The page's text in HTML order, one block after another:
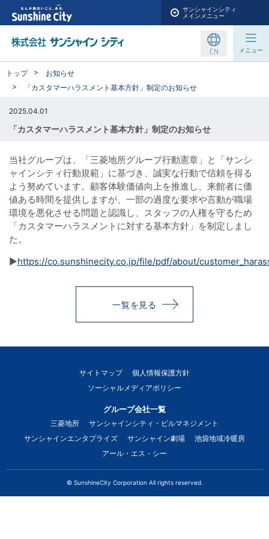
サンシャインシティ
メインメニュー
EN メニュー
トップ
お知らせ
「カスタマーハラスメント基本方針」制定のお知らせ​
2025.04.01
「カスタマーハラスメント基本方針」制定のお知らせ​
当社グループは、「三菱地所グループ行動憲章」と「サンシ
ャインシティ行動規範」に基づき、誠実な行動で信頼を得る
よう努めています。顧客体験価値向上を推進し、来館者に価
値ある時間を提供しますが、一部の過度な要求や言動が職場
環境を悪化させる問題と認識し、スタッフの人権を守るため
「カスタマーハラスメントに対する基本方針」を制定しまし
た。
▶https://co.sunshinecity.co.jp/file/pdf/about/
一覧を見る
サイトマップ
個人情報保護方針
ソーシャルメディアポリシー
グループ会社一覧
三菱地所
サンシャインシティ・ビルマネジメント
サンシャインエンタプライズ
サンシャイン劇場
池袋地域冷暖房
アール・エス・シー
© SunshineCity Corporation All rights reserved.